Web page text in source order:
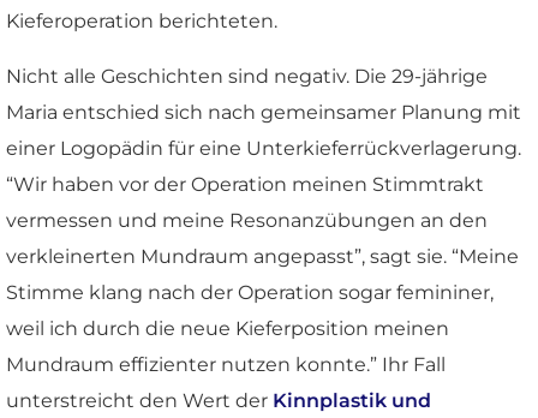
Kieferoperation berichteten.
Nicht alle Geschichten sind negativ. Die 29-jährige
Maria entschied sich nach gemeinsamer Planung mit
einer Logopädin für eine Unterkieferrückverlagerung.
“Wir haben vor der Operation meinen Stimmtrakt
vermessen und meine Resonanzübungen an den
verkleinerten Mundraum angepasst”, sagt sie. “Meine
Stimme klang nach der Operation sogar femininer,
weil ich durch die neue Kieferposition meinen
Mundraum effizienter nutzen konnte.” Ihr Fall
unterstreicht den Wert der Kinnplastik und